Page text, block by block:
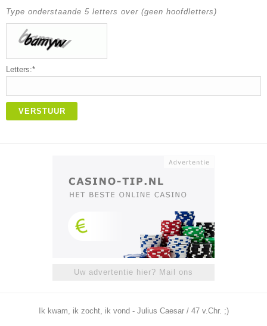
Type onderstaande 5 letters over (geen hoofdletters)
Letters:*
VERSTUUR
Uw advertentie hier? Mail ons
Ik kwam, ik zocht, ik vond - Julius Caesar / 47 v.Chr. ;)